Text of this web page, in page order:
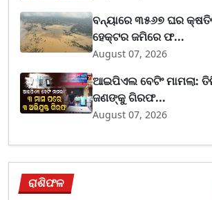
ବନ୍ୟାରେ ୩୫୬୭ ଘର
ହେକ୍ଟର ଜମିରେ ଫ...
August 07, 2026
ଆଇପିଏଲ ବେଟିଂ ମାମଲା:
ଜଣଙ୍କୁ ଗିରଫ...
August 07, 2026
ରାଶିଫଳ